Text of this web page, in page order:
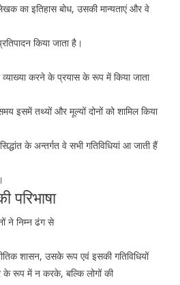
का इतिहास बोध, उसकी मान्यताएं और वे
किया जाता है।
व्याख्या करने के प्रयास के रूप में किया जाता
इसमें तथ्यों और मूल्यों दोनों को शामिल किया
के अन्तर्गत वे सभी गतिविधियां आ जाती हैं
परिभाषा
ने निम्न ढंग से
शासन, उसके रूप एवं इसकी गतिविधियों
के रूप में न करके, बल्कि लोगों की